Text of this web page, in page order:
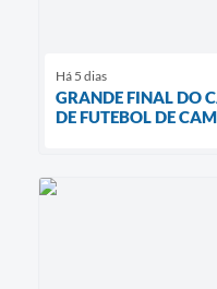
Há 5 dias
GRANDE FINAL DO
DE FUTEBOL DE